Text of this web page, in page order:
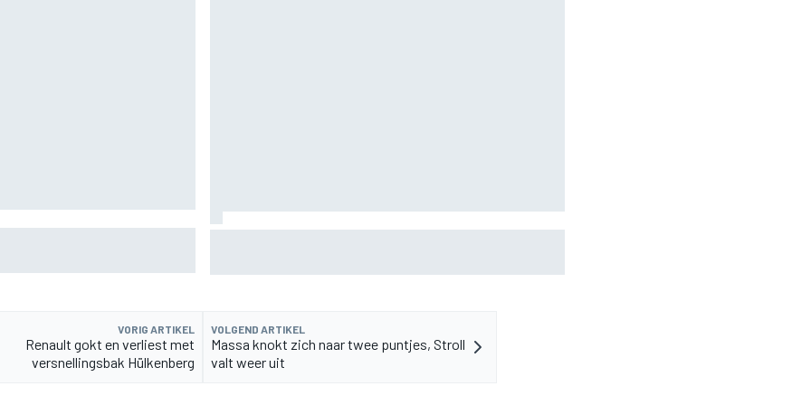
VORIG ARTIKEL
Renault gokt en verliest met
versnellingsbak Hülkenberg
VOLGEND ARTIKEL
Massa knokt zich naar twee puntjes, Stroll
valt weer uit